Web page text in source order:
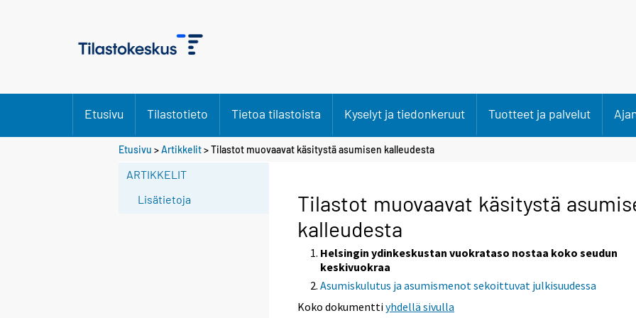
Etusivu Tilastotieto Tietoa tilastoista Kyselyt ja tiedonkeruut Tuotteet ja palvelut
Etusivu >Artikkelit> Tilastot muovaavat käsitystä asumisen kalleudesta
ARTIKKELIT
Lisätietoja
Tilastot muovaavat käsitystä
kalleudesta
Helsingin ydinkeskustan vuokrataso nostaa koko seudun
keskivuokraa
Asumiskulutus ja asumismenot sekoittuvat julkisuudessa
Koko dokumenttiyhdellä sivulla
S